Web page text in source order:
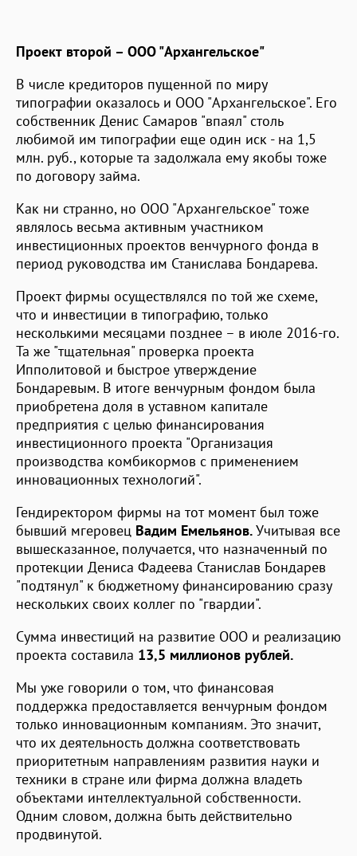
Проект второй – ООО "Архангельское"
В числе кредиторов пущенной по миру
типографии оказалось и ООО "Архангельское". Его
собственник Денис Самаров "впаял" столь
любимой им типографии еще один иск - на 1,5
млн. руб., которые та задолжала ему якобы тоже
по договору займа.
Как ни странно, но ООО "Архангельское" тоже
являлось весьма активным участником
инвестиционных проектов венчурного фонда в
период руководства им Станислава Бондарева.
Проект фирмы осуществлялся по той же схеме,
что и инвестиции в типографию, только
несколькими месяцами позднее – в июле 2016-го.
Та же "тщательная" проверка проекта
Ипполитовой и быстрое утверждение
Бондаревым. В итоге венчурным фондом была
приобретена доля в уставном капитале
предприятия с целью финансирования
инвестиционного проекта "Организация
производства комбикормов с применением
инновационных технологий".
Гендиректором фирмы на тот момент был тоже
бывший мгеровец Вадим Емельянов.Учитывая все
вышесказанное, получается, что назначенный по
протекции Дениса Фадеева Станислав Бондарев
"подтянул" к бюджетному финансированию сразу
нескольких своих коллег по "гвардии".
Сумма инвестиций на развитие ООО и реализацию
проекта составила 13,5 миллионов рублей.
Мы уже говорили о том, что финансовая
поддержка предоставляется венчурным фондом
только инновационным компаниям. Это значит,
что их деятельность должна соответствовать
приоритетным направлениям развития науки и
техники в стране или фирма должна владеть
объектами интеллектуальной собственности.
Одним словом, должна быть действительно
продвинутой.